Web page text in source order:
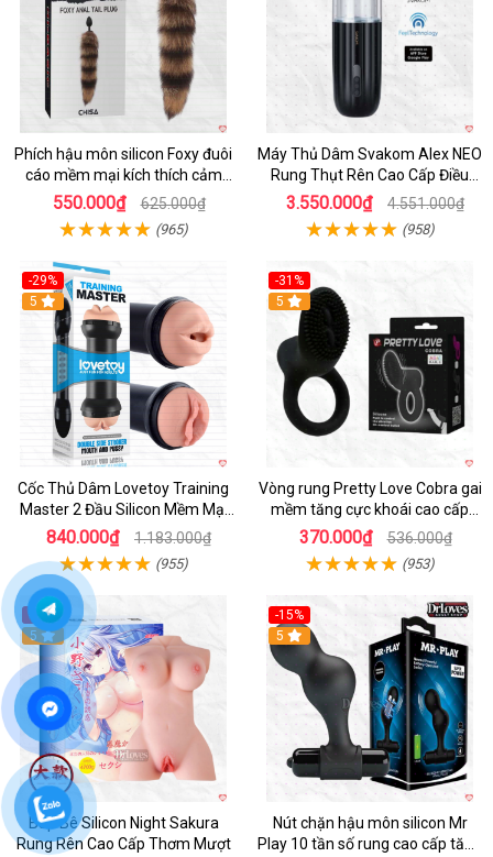
Phích hậu môn silicon Foxy đuôi
cáo mềm mại kích thích cảm
giác mới
550.000₫ 625.000₫
(965)
Máy Thủ Dâm Svakom Alex NEO
Rung Thụt Rên Cao Cấp Điều
Khiển App
3.550.000₫ 4.551.000₫
(958)
-29%
Hot
5
Cốc Thủ Dâm Lovetoy Training
Master 2 Đầu Silicon Mềm Mại
Tiện Lợi
840.000₫ 1.183.000₫
(955)
-31%
5
Vòng rung Pretty Love Cobra gai
mềm tăng cực khoái cao cấp
chính hãng
370.000₫ 536.000₫
(953)
-30%
Hot
5
Búp Bê Silicon Night Sakura
Rung Rên Cao Cấp Thơm Mượt
-15%
Hot
5
Nút chặn hậu môn silicon Mr
Play 10 tần số rung cao cấp tăng